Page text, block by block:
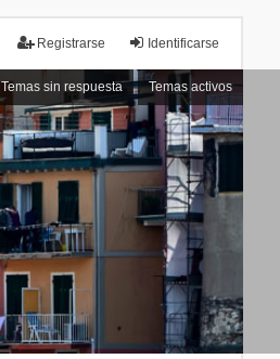
Identificarse
Registrarse
Temas sin respuesta Temas activos